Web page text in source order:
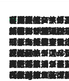
2026.8.7
【厳選旅コスメ】「多機能アイテムがメイン！」旅好き美容エディターが選んだ夏旅ベストコスメを発表【Mサイズジップ】
2026.8.6
「荷物が増えるほど旅ストレスは増す」美容ジャーナリストがたどり着いた最終結論。“化粧品を劇的に減らす”感動の凝縮美容とは
2026.8.6
「旅先には金髪ウィッグを持参」日本と同じメイクでは損してる!? 美容ジャーナリストが提案する“掟破
2026.8.6
【厳選旅コスメ】「身軽さ＆UV対策重視！」ヘアアーティストshucoが選んだ夏旅ベストコスメを発表【Mサイズジップ】
2026.8.5
【厳選旅コスメ】国内をあちこち移動する河井菜摘が選んだ夏旅ベストコスメ発表！「リラックスアイテムはマ
2026.8.4
【厳選旅コスメ】「紫外線＆乾燥対策しながらメイク感も！」ヘア＆メイクGeorgeが選んだ夏旅ベストコスメを発表！【Mサイズジップ】